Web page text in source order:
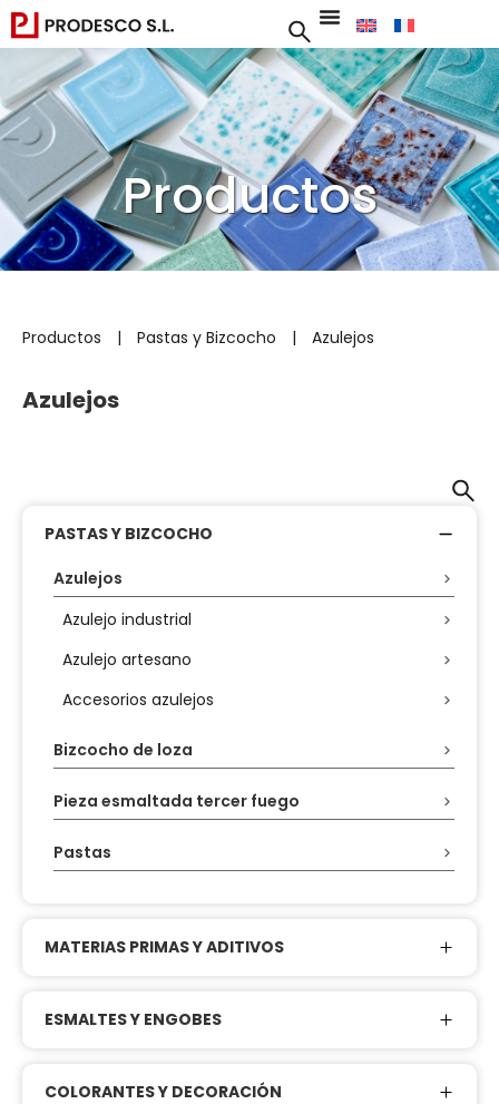
Productos
Productos | Pastas y Bizcocho | Azulejos
Azulejos
PASTAS Y BIZCOCHO
Azulejos
Azulejo industrial
Azulejo artesano
Accesorios azulejos
Bizcocho de loza
Pieza esmaltada tercer fuego
Pastas
MATERIAS PRIMAS Y ADITIVOS
ESMALTES Y ENGOBES
COLORANTES Y DECORACIÓN